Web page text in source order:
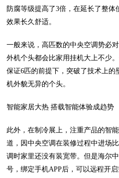
防腐等级提高了3倍，在延长了整
效果长久舒适。
一般来说，高匹数的中央空调势必
外机个头都会比家用挂机大上不少
保证6匹的前提下，突破了技术上
机外貌无异的个头。
智能家居大热 搭载智能体验成趋势
此外，在制冷展上，注重产品的智
道，因中央空调在装修过程中进场
调时家里还没有装宽带。但是海尔
号，绑定手机APP后，可以远程开